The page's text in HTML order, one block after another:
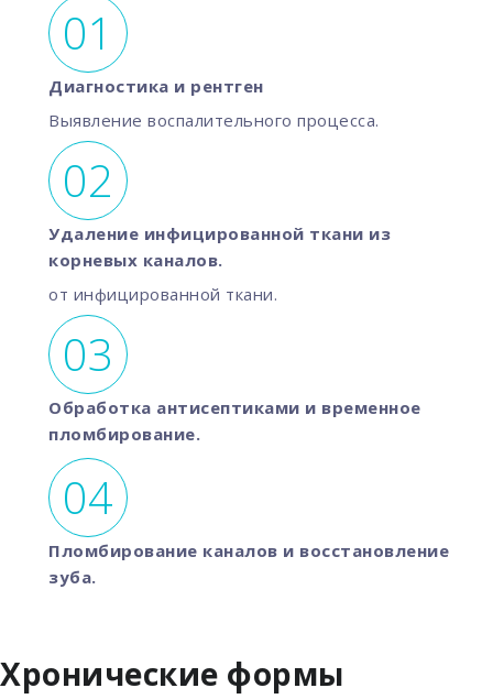
Диагностика и рентген
Выявление воспалительного процесса.
Удаление инфицированной ткани из
корневых каналов.
от инфицированной ткани.
Обработка антисептиками и временное
пломбирование.
Пломбирование каналов и восстановление
зуба.
Хронические формы